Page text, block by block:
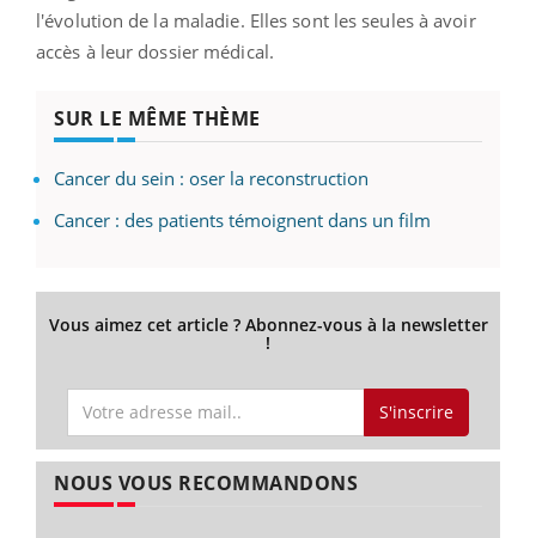
l'évolution de la maladie. Elles sont les seules à avoir
accès à leur dossier médical.
SUR LE MÊME THÈME
Cancer du sein : oser la reconstruction
Cancer : des patients témoignent dans un film
Vous aimez cet article ? Abonnez-vous à la newsletter
!
S'inscrire
NOUS VOUS RECOMMANDONS